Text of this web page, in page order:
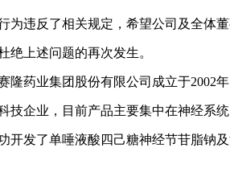
为违反了相关规定，希望公司及全体
绝上述问题的再次发生。
隆药业集团股份有限公司成立于2002
技企业，目前产品主要集中在神经系
开发了单唾液酸四己糖神经节苷脂钠